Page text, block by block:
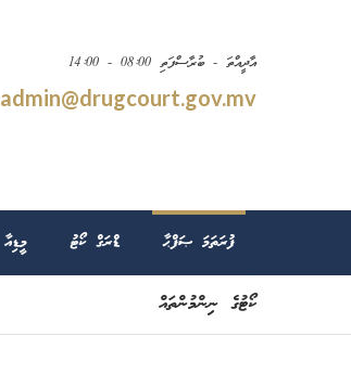
އާދީއްތަ - ބުރާސްފަތި 08:00 - 14:00
admin@drugcourt.gov.mv
ފުރަތަމަ ޞަފްޙާ ޑްރަގް ކޯޓު މީޑިއާ
ކޯޓުގެ ނިންމުންތައް